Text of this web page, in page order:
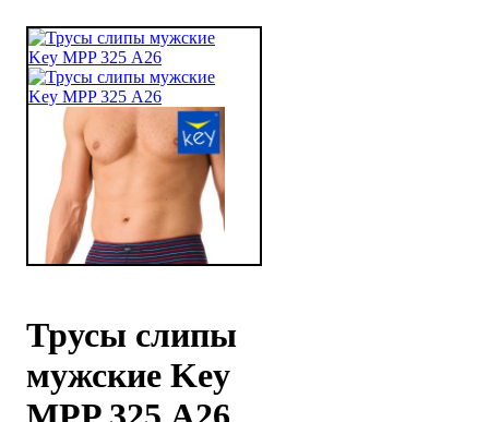
Трусы слипы
мужские Key